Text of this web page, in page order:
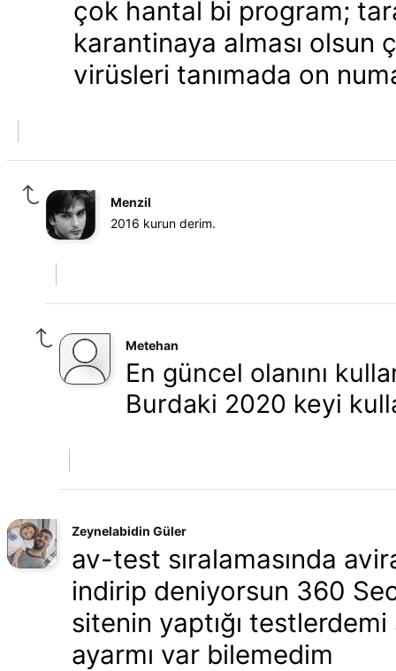
çok hantal bi program;
karantinaya alması olsun
virüsleri tanımada on
Menzil
2016 kurun derim.
Metehan
En güncel olanını
Burdaki 2020 keyi
Zeynelabidin Güler
av-test sıralamasında
indirip deniyorsun 360
sitenin yaptığı testlerdemi
ayarmı var bilemedim